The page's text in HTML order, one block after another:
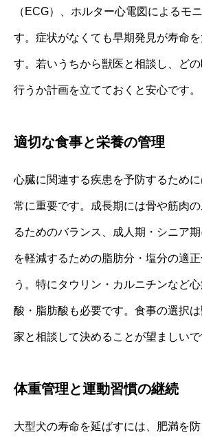
（ECG）、ホルター心電図によるモ
す。症状がなくても早期発見が寿命
す。若いうちから獣医と相談し、ど
行うか計画を立てておくと安心です。
適切な食事と栄養の管理
心臓に関連する疾患を予防するため
常に重要です。成長期には骨や筋肉
るためのバランス、成人期・シニア
を軽減するための脂肪分・塩分の適
う。特にタウリン・カルニチンなど
酸・脂肪酸も必要です。食事の選択
家と相談して決めることが望ましいで
体重管理と運動習慣の継続
大型犬の寿命を延ばすには、肥満を